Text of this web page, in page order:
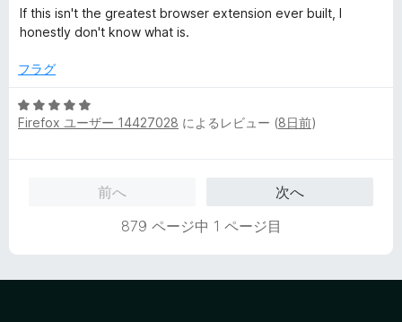
段
階
5
評
価
If this isn't the greatest browser extension ever built, I
honestly don't know what is.
フラグ
5
段
Firefox ユーザー 14427028 によるレビュー (8日前)
前へ
次へ
879 ページ中 1 ページ目